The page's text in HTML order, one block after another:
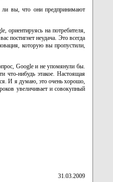
ли вы, что они предпринимают
на потребителя,
постигнет неудача. Это всегда
которую вы пропустили,
Google и не упомянули бы.
что-нибудьэтакое. Настоящая
И я думаю, это очень хорошо,
увеличивает и совокупный
31.03.2009